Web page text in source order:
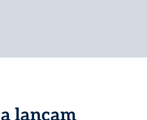
lançam